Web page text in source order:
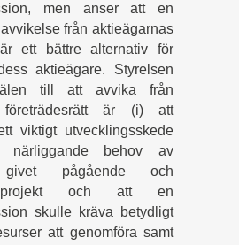
men anser att en
från aktieägarnas
ett bättre alternativ för
aktieägare. Styrelsen
till att avvika från
företrädesrätt är (i) att
viktigt utvecklingsskede
behov av
givet pågående och
projekt och att en
skulle kräva betydligt
att genomföra samt